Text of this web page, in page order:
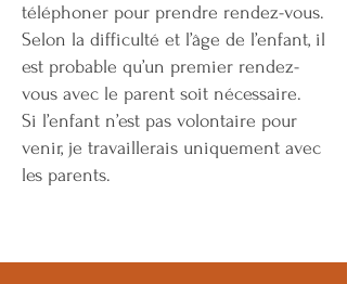
téléphoner pour prendre rendez-vous.
Selon la difficulté et l’âge de l’enfant, il
est probable qu’un premier rendez-
vous avec le parent soit nécessaire.
Si l’enfant n’est pas volontaire pour
venir, je travaillerais uniquement avec
les parents.